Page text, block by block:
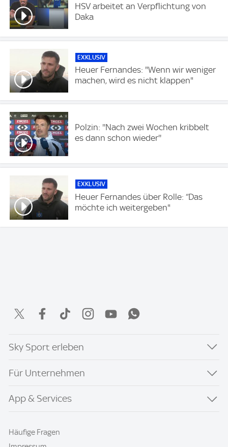
HSV arbeitet an Verpflichtung von
Daka
EXKLUSIV
Heuer Fernandes: "Wenn wir weniger
machen, wird es nicht klappen"
Polzin: ''Nach zwei Wochen kribbelt
es dann schon wieder''
EXKLUSIV
Heuer Fernandes über Rolle: “Das
möchte ich weitergeben"
Sky Sport erleben
Für Unternehmen
App & Services
Häufige Fragen